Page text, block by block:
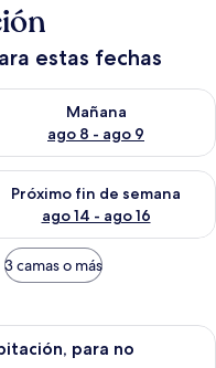
estas fechas
7 - ago 8
Mañana
ago 8 - ago 9
la disponibilidad
fin de semana ago 7 -
Próximo fin de semana
ago 14 - ago 16
la disponibilidad
3 camas o más
cama con cabecera de
para no